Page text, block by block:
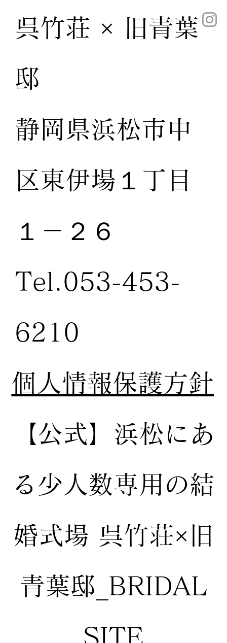
呉竹荘 × 旧青葉
邸
静岡県浜松市中
区東伊場１丁目
１－２６
Tel.053-453-
6210
個人情報保護方針
【公式】 浜松にあ
る少人数専用の結
婚式場 呉竹荘×旧
青葉邸_BRIDAL
SITE